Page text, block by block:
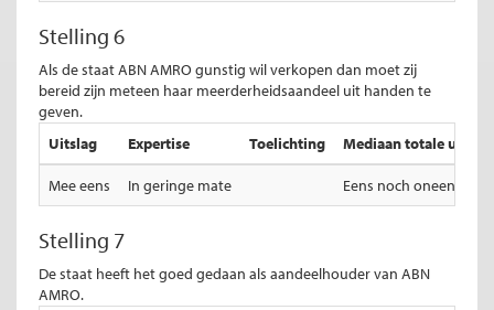
Stelling 6
Als de staat ABN AMRO gunstig wil verkopen dan moet zij
bereid zijn meteen haar meerderheidsaandeel uit handen te
geven.
Uitslag
Expertise Toelichting Mediaan totale uitslag
Mee eens In geringe mate Eens noch oneens
Stelling 7
De staat heeft het goed gedaan als aandeelhouder van ABN
AMRO.